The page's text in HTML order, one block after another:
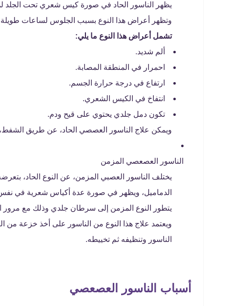
يظهر الناسور الحاد في صورة كيس شعري تحت الجلد
وتظهر أعراض هذا النوع بسبب الجلوس لساعات
تشمل أعراض هذا النوع ما يلي:
ألم شديد.
احمرار في المنطقة المصابة.
ارتفاع في درجة حرارة الجسم.
انتفاخ في الكيس الشعري.
تكون دمل جلدي يحتوي على قيح ودم.
ويمكن علاج الناسور العصصي الحاد، عن طريق
الناسور العصعصي المزمن
يختلف الناسور العصبي المزمن، عن النوع الحاد،
الدماميل، ويظهر في صورة عدة أكياس شعرية في نفس
يتطور النوع المزمن إلى سرطان جلدي وذلك مع مرور
ويعتمد علاج هذا النوع من الناسور على أخذ خزعة من
الناسور وتنظيفه ثم تخييطه.
أسباب الناسور العصعصي